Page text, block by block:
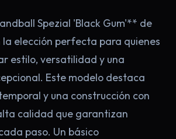
Spezial 'Black Gum'** de
elección perfecta para quienes
estilo, versatilidad y una
Este modelo destaca
y una construcción con
calidad que garantizan
paso. Un básico
×